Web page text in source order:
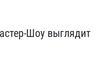
Шоу выглядит